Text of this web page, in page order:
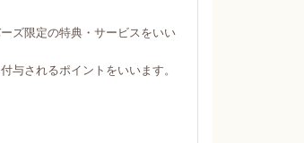
ズ限定の特典・サービスをいい
与されるポイントをいいます。